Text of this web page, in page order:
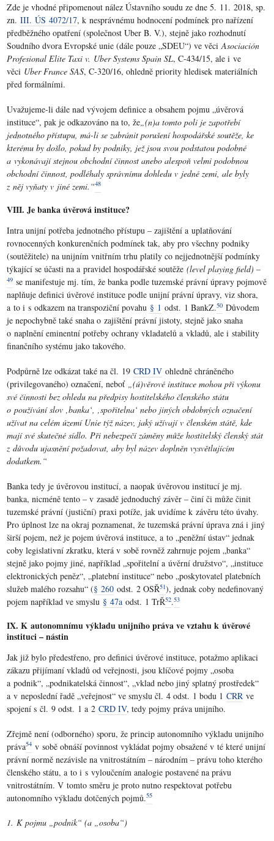
Zde je vhodné připomenout nález Ústavního soudu ze dne 5. 11. 2018, sp.
zn.III. ÚS 4072/17, k nesprávnému hodnocení podmínek pro nařízení
předběžného opatření (společnost Uber B. V.), stejně jako rozhodnutí
Soudního dvora Evropské unie (dále pouze „SDEU“) ve věciAsociación
Profesional Elite Taxi v. Uber Systems Spain SL, C-434/15, ale i ve
věci Uber France SAS, C-320/16, ohledně priority hledisek materiálních
před formálními.
Uvažujeme-li dále nad vývojem definice a obsahem pojmu „úvěrová
instituce“, pak je odkazováno na to, že „(n)a tomto poli je zapotřebí
jednotného přístupu, má-li se zabránit porušení hospodářské soutěže, ke
kterému by došlo, pokud by podniky, jež jsou svou podstatou podobné
a vykonávají stejnou obchodní činnost anebo alespoň velmi podobnou
obchodní činnost, podléhaly správnímu dohledu v jedné zemi, ale byly
z něj vyňaty v jiné zemi.“48
VIII. Je banka úvěrová instituce?
Intra unijní potřeba jednotného přístupu – zajištění a uplatňování
rovnocenných konkurenčních podmínek tak, aby pro všechny podniky
(soutěžitele) na unijním vnitřním trhu platily co nejjednotnější podmínky
týkající se účasti na a pravidel hospodářské soutěže(level playing field) –
49 se manifestuje mj. tím, že banka podle tuzemské právní úpravy pojmově
naplňuje definici úvěrové instituce podle unijní právní úpravy, viz shora,
a to i s odkazem na transpoziční povahu § 1 odst. 1 BankZ.50 Důvodem
je nepochybně také snaha o zajištění právní jistoty, stejně jako snaha
o naplnění eminentní potřeby ochrany vkladatelů a vkladů, ale i stability
finančního systému jako takového.
Podpůrně lze odkázat také na čl. 19CRD IV ohledně chráněného
(privilegovaného) označení, neboť „(ú)věrové instituce mohou při výkonu
své činnosti bez ohledu na předpisy hostitelského členského státu
o používání slov ‚banka‘, ‚spořitelna‘ nebo jiných obdobných označení
užívat na celém území Unie týž název, jaký užívají v členském státě, kde
mají své skutečné sídlo. Při nebezpečí záměny může hostitelský členský stát
z důvodu ujasnění požadovat, aby byl název doplněn vysvětlujícím
dodatkem.“
Banka tedy je úvěrovou institucí, a naopak úvěrovou institucí je mj.
banka, nicméně tento – v zasadě jednoduchý závěr – činí či může činit
tuzemské právní (justiční) praxi potíže, jak uvidíme k závěru této úvahy.
Pro úplnost lze na okraj poznamenat, že tuzemská právní úprava zná i jiný
širší pojem, než je pojem úvěrová instituce, a to „peněžní ústav“ jednak
coby legislativní zkratku, která v sobě rovněž zahrnuje pojem „banka“
stejně jako pojmy jiné, například „spořitelní a úvěrní družstvo“, „instituce
elektronických peněz“, „platební instituce“ nebo „poskytovatel platebních
služeb malého rozsahu“ (§ 260 odst. 2 OSŘ51), jednak coby nedefinovaný
pojem například ve smyslu § 47a odst. 1 TrŘ52.53
IX. K autonomnímu výkladu unijního práva ve vztahu k úvěrové
instituci – nástin
Jak již bylo předestřeno, pro definici úvěrové instituce, potažmo aplikaci
zákazu přijímaní vkladů od veřejnosti, jsou klíčové pojmy „osoba
a podnik“, „podnikatelská činnost“, „vklad nebo jiný splatný prostředek“
a v neposlední řadě „veřejnost“ ve smyslu čl. 4 odst. 1 bodu 1CRR ve
spojení s čl. 9 odst. 1 a 2CRD IV, tedy pojmy práva unijního.
Zřejmě není (odborného) sporu, že princip autonomního výkladu unijního
práva54 v sobě obnáší povinnost vykládat pojmy obsažené v té které unijní
právní normě nezávisle na vnitrostátním – národním – právu toho kterého
členského státu, a to i s vyloučením analogie postavené na právu
vnitrostátním. V tomto směru je proto nutno respektovat potřebu
autonomního výkladu dotčených pojmů.55
1. K pojmu „podnik“ (a „osoba“)